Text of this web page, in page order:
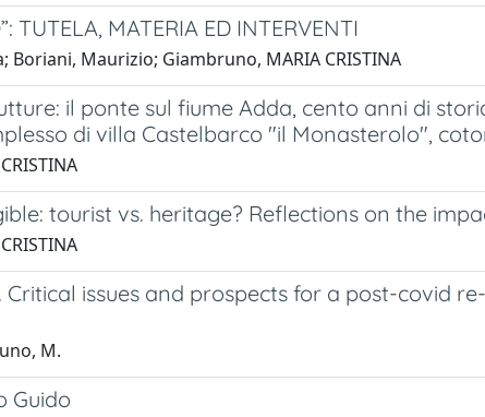
TUTELA, MATERIA ED INTERVENTI
Boriani, Maurizio; Giambruno, MARIA CRISTINA
il ponte sul fiume Adda, cento anni di
di villa Castelbarco "il Monasterolo",
tourist vs. heritage? Reflections on the
Critical issues and prospects for a post-covid
M.
Guido